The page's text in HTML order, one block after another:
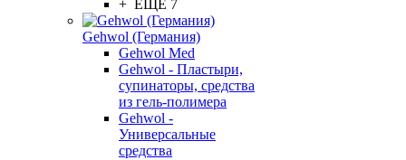
+ ЕЩЕ 7
Gehwol (Германия)
Gehwol Med
Gehwol - Пластыри,
супинаторы, средства
из гель-полимера
Gehwol -
Универсальные
средства